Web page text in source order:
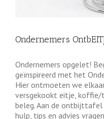
Ondernemers
Ondernemers opgelet!
geïnspireerd met het
Hier ontmoeten we
versgekookt eitje, koffie/
beleg. Aan de
hulp, tips en advies